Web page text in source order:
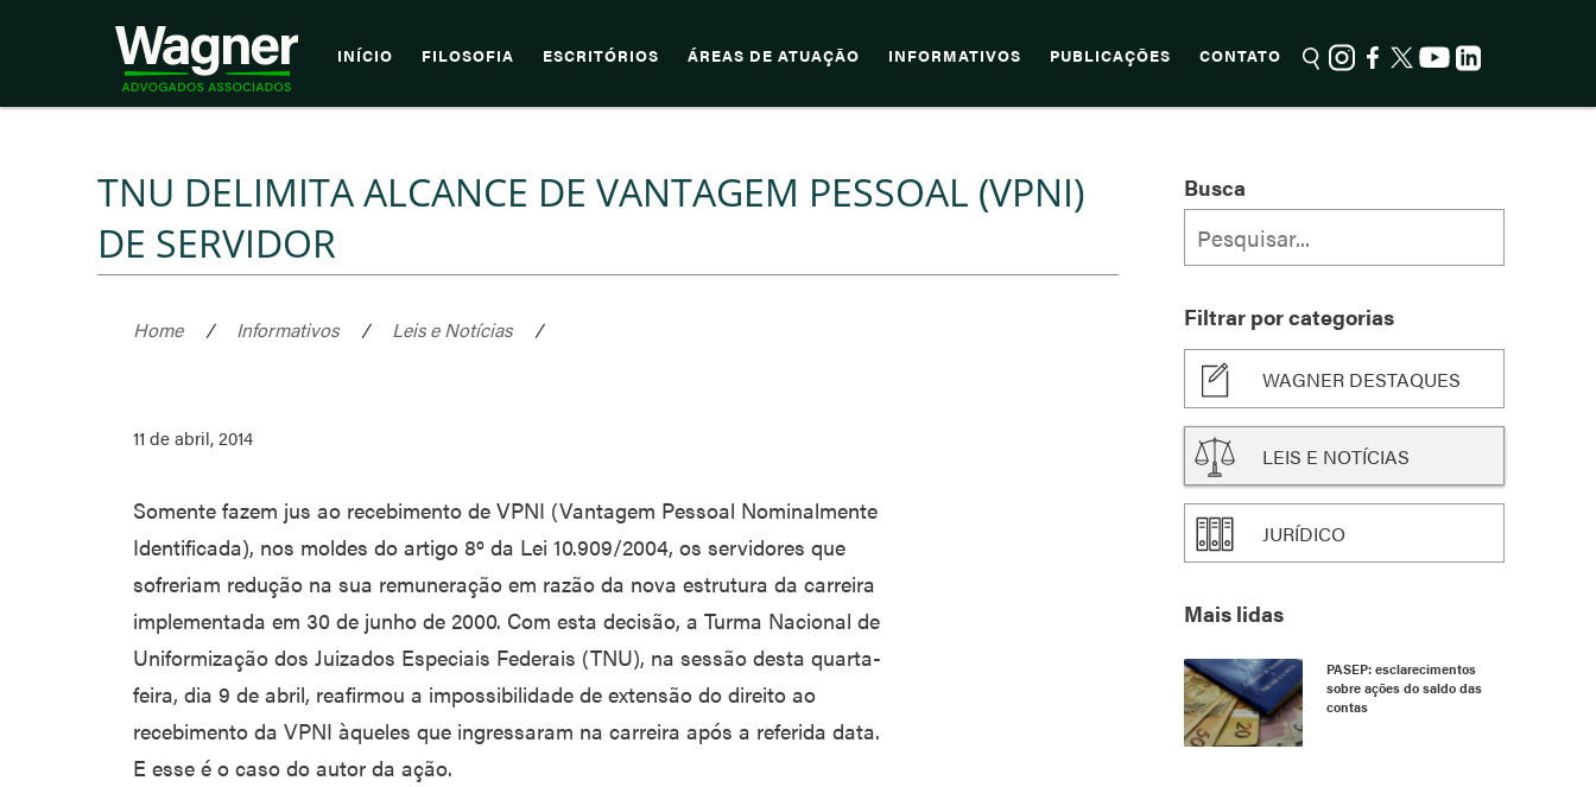
INÍCIO FILOSOFIA ESCRITÓRIOS ÁREAS DE ATUAÇÃO INFORMATIVOS PUBLICAÇÕES CONTATO
TNU DELIMITA ALCANCE DE VANTAGEM PESSOAL (VPNI)
DE SERVIDOR
Home / Informativos / Leis e Notícias /
11 de abril, 2014
Somente fazem jus ao recebimento de VPNI (Vantagem Pessoal Nominalmente
Identificada), nos moldes do artigo 8º da Lei 10.909/2004, os servidores que
sofreriam redução na sua remuneração em razão da nova estrutura da carreira
implementada em 30 de junho de 2000. Com esta decisão, a Turma Nacional de
Uniformização dos Juizados Especiais Federais (TNU), na sessão desta quarta-
feira, dia 9 de abril, reafirmou a impossibilidade de extensão do direito ao
recebimento da VPNI àqueles que ingressaram na carreira após a referida data.
E esse é o caso do autor da ação.
Busca
Filtrar por categorias
WAGNER DESTAQUES
LEIS E NOTÍCIAS
JURÍDICO
Mais lidas
PASEP: esclarecimentos
sobre ações do saldo das
contas